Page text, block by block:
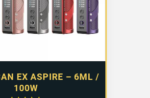
EX ASPIRE – 6ML /
100W